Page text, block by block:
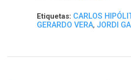
Etiquetas: CARLOS
GERARDO VERA, JORDI